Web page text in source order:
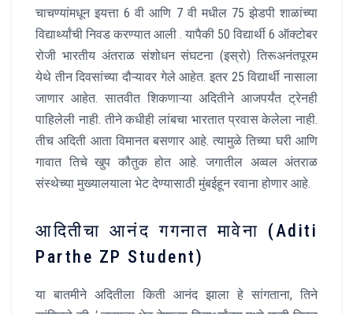
चाचण्यांमधून इयत्ता 6 वी आणि 7 वी मधील 75 झेडपी शाळांच्या
विद्यार्थ्यांची निवड करण्यात आली . यापैकी 50 विद्यार्थी 6 ऑक्टोबर
रोजी भारतीय अंतराळ संशोधन संघटना (इस्रो) तिरूअनंतपूरम
येथे तीन दिवसांच्या दौऱ्यावर गेले आहेत. इतर 25 विद्यार्थी नासाला
जाणार आहेत. सातवीत शिकणाऱ्या अदितीने आजपर्यंत ट्रेनही
पाहिलेली नाही. तीने कधीही लांबचा भारतात प्रवास केलेला नाही.
तीच अदिती आता विमानत बसणार आहे. त्यामुळे तिच्या घरी आणि
गावात तिचे खुप कौतुक होत आहे. जगातील अव्वल अंतराळ
संस्थेच्या मुख्यालयाला भेट देण्यासाठी मुंबईहून रवाना होणार आहे.
आदितीचा आनंद गगनात मावेना (Aditi
Parthe ZP Student)
या बातमीने अदितीला किती आनंद झाला हे सांगताना, तिने